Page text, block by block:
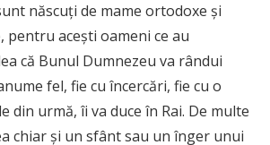
născuţi de mame ortodoxe şi
pentru aceşti oameni ce au
că Bunul Dumnezeu va rândui
fel, fie cu încercări, fie cu o
din urmă, îi va duce în Rai. De multe
chiar şi un sfânt sau un înger unui